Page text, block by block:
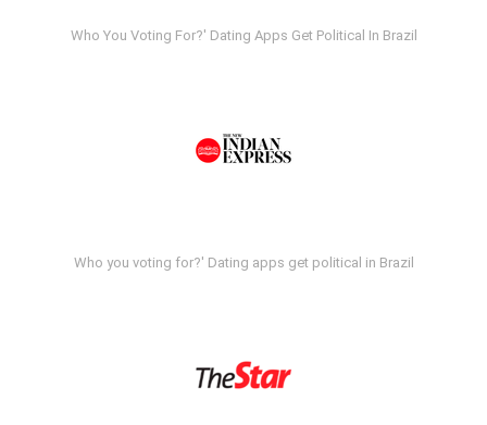
Who You Voting For?' Dating Apps Get Political In Brazil
Who you voting for?' Dating apps get political in Brazil